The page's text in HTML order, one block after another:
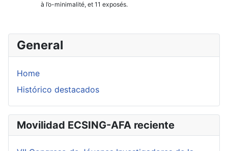
General
Home
Histórico destacados
Movilidad ECSING-AFA reciente
à l’o-minimalité, et 11 exposés.